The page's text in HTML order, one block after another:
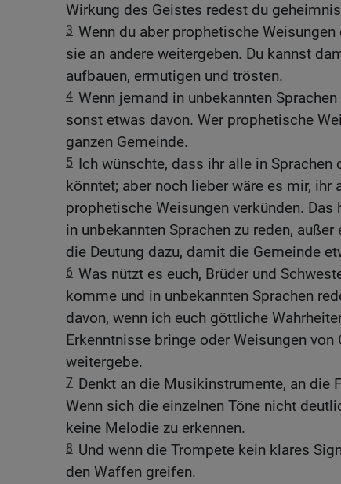
Wirkung des Geistes redest du
3 Wenn du aber prophetische
sie an andere weitergeben. Du kannst
aufbauen, ermutigen und trösten.
4 Wenn jemand in unbekannten
sonst etwas davon. Wer prophetische
ganzen Gemeinde.
5 Ich wünschte, dass ihr alle in Sprachen
könntet; aber noch lieber wäre es mir, ihr
prophetische Weisungen verkünden. Das
in unbekannten Sprachen zu reden,
die Deutung dazu, damit die Gemeinde
6 Was nützt es euch, Brüder und
komme und in unbekannten Sprachen
davon, wenn ich euch göttliche
Erkenntnisse bringe oder Weisungen von
weitergebe.
7 Denkt an die Musikinstrumente, an die
Wenn sich die einzelnen Töne nicht
keine Melodie zu erkennen.
8 Und wenn die Trompete kein klares
den Waffen greifen.